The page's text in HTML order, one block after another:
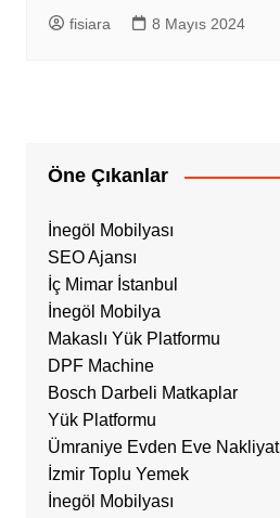
fisiara 8 Mayıs 2024
Öne Çıkanlar
İnegöl Mobilyası
SEO Ajansı
İç Mimar İstanbul
İnegöl Mobilya
Makaslı Yük Platformu
DPF Machine
Bosch Darbeli Matkaplar
Yük Platformu
Ümraniye Evden Eve Nakliyat
İzmir Toplu Yemek
İnegöl Mobilyası